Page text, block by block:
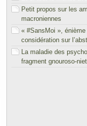
Petit propos sur les
macroniennes
« #SansMoi », énième
considération sur
La maladie des
fragment gnouroso-